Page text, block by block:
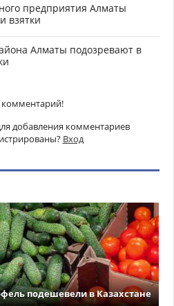
предприятия Алматы
взятки
Алматы подозревают в
комментарий!
добавления комментариев
Вход
подешевели в Казахстане